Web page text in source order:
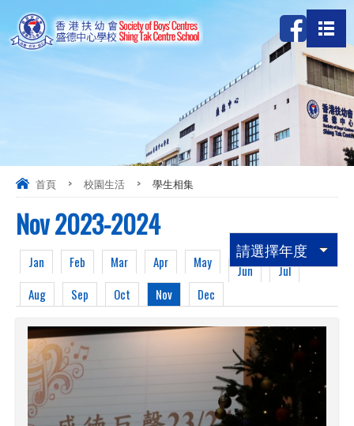
首頁 > 校園生活 > 學生相集
Nov 2023-2024
請選擇年度
Jan Feb Mar Apr May Jun
Jul
Aug
Sep Oct Nov Dec